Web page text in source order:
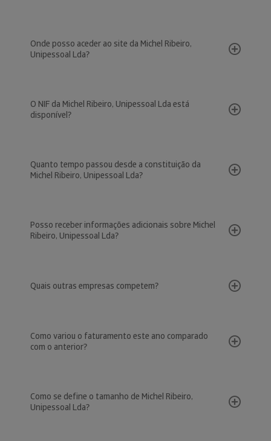
Onde posso aceder ao site da Michel Ribeiro,
Unipessoal Lda?
O NIF da Michel Ribeiro, Unipessoal Lda está
disponível?
Quanto tempo passou desde a constituição da
Michel Ribeiro, Unipessoal Lda?
Posso receber informações adicionais sobre Michel
Ribeiro, Unipessoal Lda?
Quais outras empresas competem?
Como variou o faturamento este ano comparado
com o anterior?
Como se define o tamanho de Michel Ribeiro,
Unipessoal Lda?